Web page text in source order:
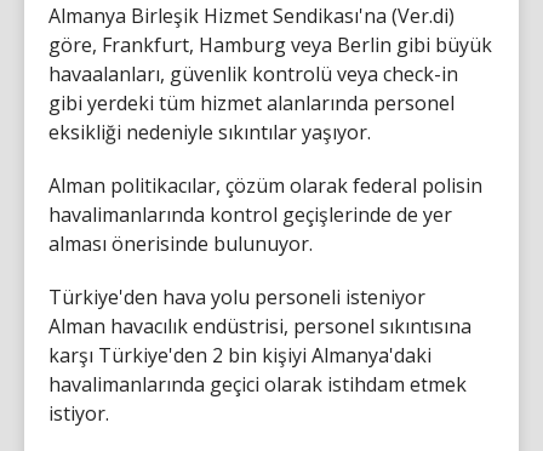
Almanya Birleşik Hizmet Sendikası'na (Ver.di)
göre, Frankfurt, Hamburg veya Berlin gibi büyük
havaalanları, güvenlik kontrolü veya check-in
gibi yerdeki tüm hizmet alanlarında personel
eksikliği nedeniyle sıkıntılar yaşıyor.
Alman politikacılar, çözüm olarak federal polisin
havalimanlarında kontrol geçişlerinde de yer
alması önerisinde bulunuyor.
Türkiye'den hava yolu personeli isteniyor
Alman havacılık endüstrisi, personel sıkıntısına
karşı Türkiye'den 2 bin kişiyi Almanya'daki
havalimanlarında geçici olarak istihdam etmek
istiyor.